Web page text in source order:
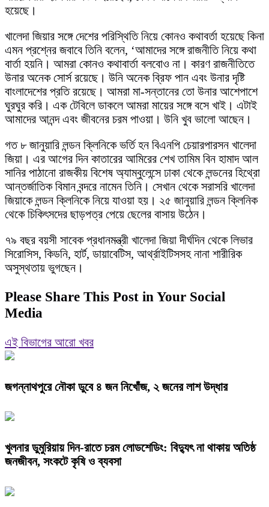
হয়েছে।
খালেদা জিয়ার সঙ্গে দেশের পরিস্থিতি নিয়ে কোনও কথাবর্তা হয়েছে কিনা
এমন প্রশ্নের জবাবে তিনি বলেন, ‘আমাদের সঙ্গে রাজনীতি নিয়ে কথা
বার্তা হয়নি। আমরা কোনও কথাবার্তা বলবোও না। কারণ রাজনীতিতে
উনার অনেক সোর্স রয়েছে। উনি অনেক ব্রিফ পান এবং উনার দৃষ্টি
বাংলাদেশের প্রতি রয়েছে। আমরা মা-সন্তানের তো উনার আশেপাশে
ঘুরঘুর করি। এক টেবিলে ডাকলে আমরা মায়ের সঙ্গে বসে খাই। এটাই
আমাদের আনন্দ এবং জীবনের চরম পাওয়া। উনি খুব ভালো আছেন।
গত ৮ জানুয়ারি লন্ডন ক্লিনিকে ভর্তি হন বিএনপি চেয়ারপারসন খালেদা
জিয়া। এর আগের দিন কাতারের আমিরের শেখ তামিম বিন হামাদ আল
সানির পাঠানো রাজকীয় বিশেষ অ্যাম্বুলেন্সে ঢাকা থেকে লন্ডনের হিথ্রো
আন্তর্জাতিক বিমান বন্দরে নামেন তিনি। সেখান থেকে সরাসরি খালেদা
জিয়াকে লন্ডন ক্লিনিকে নিয়ে যাওয়া হয়। ২৫ জানুয়ারি লন্ডন ক্লিনিক
থেকে চিকিৎসদের ছাড়পত্র পেয়ে ছেলের বাসায় উঠেন।
৭৯ বছর বয়সী সাবেক প্রধানমন্ত্রী খালেদা জিয়া দীর্ঘদিন থেকে লিভার
সিরোসিস, কিডনি, হার্ট, ডায়াবেটিস, আর্থ্রাইটিসসহ নানা শারীরিক
অসুস্থতায় ভুগছেন।
Please Share This Post in Your Social
Media
এই বিভাগের আরো খবর
জগন্নাথপুরে নৌকা ডুবে ৪ জন নিখোঁজ, ২ জনের লাশ উদ্ধার
খুলনার ডুমুরিয়ায় দিন-রাতে চরম লোডশেডিং: বিদ্যুৎ না থাকায় অতিষ্ঠ
জনজীবন, সংকটে কৃষি ও ব্যবসা